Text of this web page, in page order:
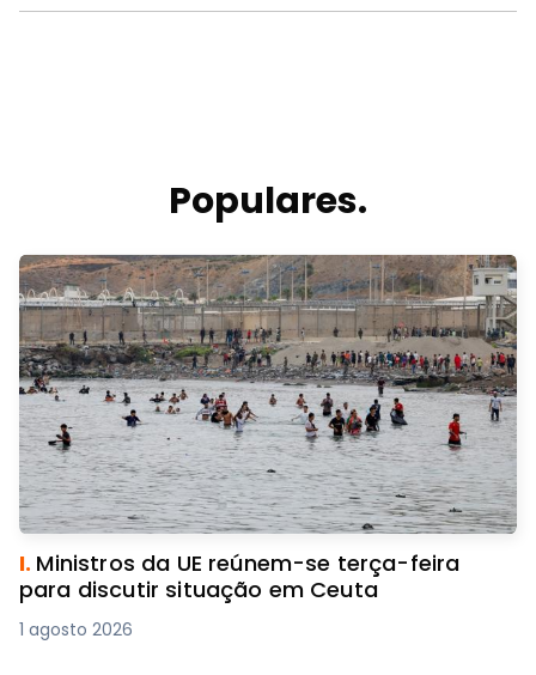
Populares.
I. Ministros da UE reúnem-se terça-feira
para discutir situação em Ceuta
1 agosto 2026